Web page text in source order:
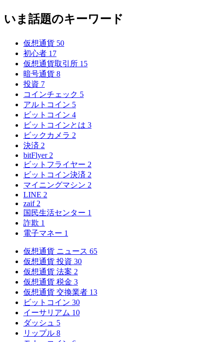
いま話題のキーワード
仮想通貨 50
初心者 17
仮想通貨取引所 15
暗号通貨 8
投資 7
コインチェック 5
アルトコイン 5
ビットコイン 4
ビットコインとは 3
ビックカメラ 2
決済 2
bitFlyer 2
ビットフライヤー 2
ビットコイン決済 2
マイニングマシン 2
LINE 2
zaif 2
国民生活センター 1
詐欺 1
電子マネー 1
仮想通貨 ニュース 65
仮想通貨 投資 30
仮想通貨 法案 2
仮想通貨 税金 3
仮想通貨 交換業者 13
ビットコイン 30
イーサリアム 10
ダッシュ 5
リップル 8